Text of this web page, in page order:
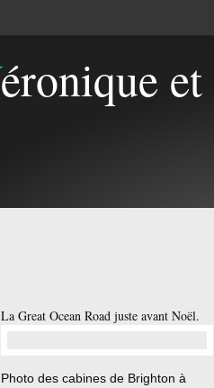
Véronique
La Great Ocean Road juste avant Noël.
Photo des cabines de Brighton à